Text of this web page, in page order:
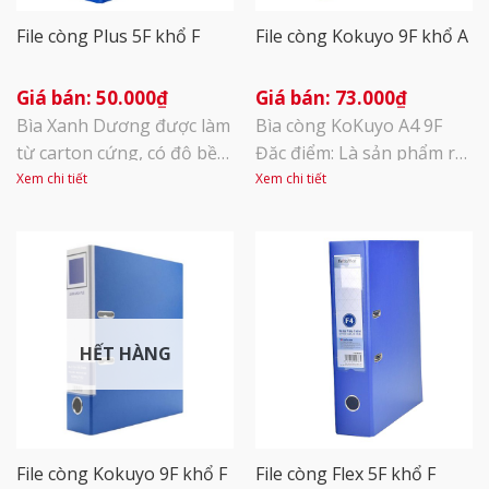
File còng Plus 5F khổ F
50.000₫
Bìa Xanh Dương được làm
từ carton cứng, có độ bền
cao, chịu va đập tốt. Vải
dàng làm sạch lau chùi,
giúp sắp xếp tài liệu dễ
dàng, mang lại sự gọn
gàng cho xấp tài liệu của
bạn. Khóa còng là kim loại
phủ [...]
Xem chi tiết
File còng Kokuyo 9F khổ A
73.000₫
Bìa còng KoKuyo A4 9F
Đặc điểm: Là sản phẩm rất
thông dụng trong văn
giữ hồ sơ, file chứng từ
giấy các loại. Thiết kế
khóa còng lớn giúp việc
lưu trữ và bảo quản tài
liệu với số lượng lớn trở
nên dễ dàng hơn. Là thiết
Xem chi tiết
HẾT HÀNG
File còng Kokuyo 9F khổ F File còng Flex 5F khổ F